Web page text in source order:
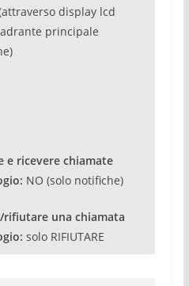
display lcd
principale
e ricevere chiamate
NO (solo notifiche)
una chiamata
solo RIFIUTARE